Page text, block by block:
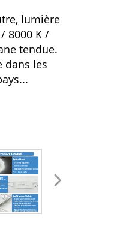
lumière
8000 K /
tendue.
dans les